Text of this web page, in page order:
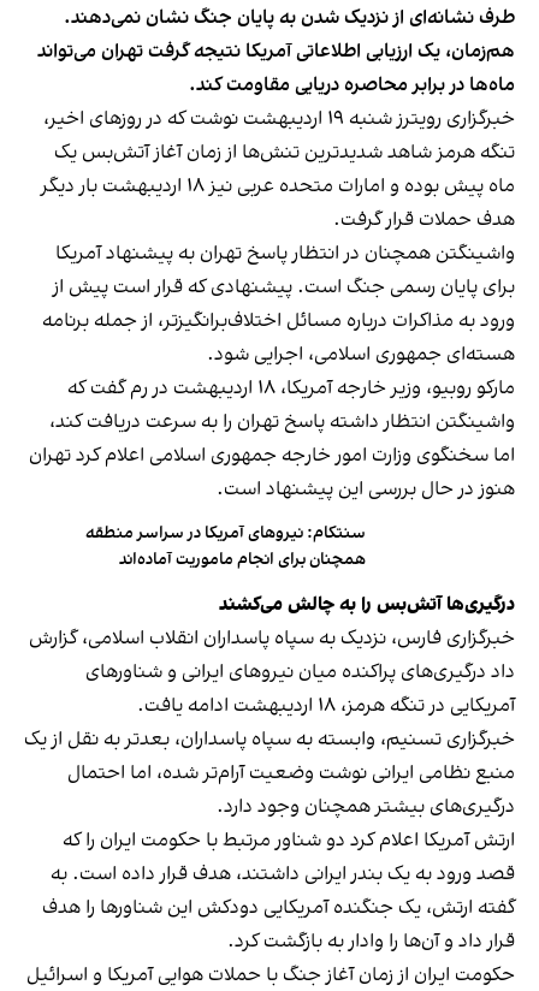
طرف نشانه‌ای از نزدیک شدن به پایان جنگ نشان نمی‌دهند.
هم‌زمان، یک ارزیابی اطلاعاتی آمریکا نتیجه گرفت تهران می‌تواند
ماه‌ها در برابر محاصره دریایی مقاومت کند.
خبرگزاری رویترز شنبه ۱۹ اردیبهشت نوشت که در روزهای اخیر،
تنگه هرمز شاهد شدیدترین تنش‌ها از زمان آغاز آتش‌بس یک
ماه پیش بوده و امارات متحده عربی نیز ۱۸ اردیبهشت بار دیگر
هدف حملات قرار گرفت.
واشینگتن همچنان در انتظار پاسخ تهران به پیشنهاد آمریکا
برای پایان رسمی جنگ است. پیشنهادی که قرار است پیش از
ورود به مذاکرات درباره مسائل اختلاف‌برانگیزتر، از جمله برنامه
هسته‌ای جمهوری اسلامی، اجرایی شود.
مارکو روبیو، وزیر خارجه آمریکا، ۱۸ اردیبهشت در رم گفت که
واشینگتن انتظار داشته پاسخ تهران را به سرعت دریافت کند،
اما سخنگوی وزارت امور خارجه جمهوری اسلامی اعلام کرد تهران
هنوز در حال بررسی این پیشنهاد است.
سنتکام: نیروهای آمریکا در سراسر منطقه
همچنان برای انجام ماموریت آماده‌اند
درگیری‌ها آتش‌بس را به چالش می‌کشند
خبرگزاری فارس، نزدیک به سپاه پاسداران انقلاب اسلامی، گزارش
داد درگیری‌های پراکنده میان نیروهای ایرانی و شناورهای
آمریکایی در تنگه هرمز، ۱۸ اردیبهشت ادامه یافت.
خبرگزاری تسنیم، وابسته به سپاه پاسداران، بعدتر به نقل از یک
منبع نظامی ایرانی نوشت وضعیت آرام‌تر شده، اما احتمال
درگیری‌های بیشتر همچنان وجود دارد.
ارتش آمریکا اعلام کرد دو شناور مرتبط با حکومت ایران را که
قصد ورود به یک بندر ایرانی داشتند، هدف قرار داده است. به
گفته ارتش، یک جنگنده آمریکایی دودکش این شناورها را هدف
قرار داد و آن‌ها را وادار به بازگشت کرد.
حکومت ایران از زمان آغاز جنگ با حملات هوایی آمریکا و اسرائیل